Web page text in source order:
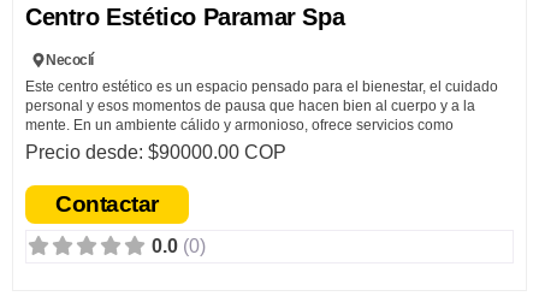
Centro Estético Paramar Spa
Necoclí
Este centro estético es un espacio pensado para el bienestar, el cuidado
personal y esos momentos de pausa que hacen bien al cuerpo y a la
mente. En un ambiente cálido y armonioso, ofrece servicios como
limpiezas faciales, masajes relajantes, terapias corporales, depilación con
cera y tratamientos estéticos diseñados para resaltar la belleza natural y
promover el autocuidado.
Más que un lugar de belleza, es un espacio donde cada persona puede
consentirse, relajarse y vivir una experiencia pensada para sentirse bien
Precio desde: $90000.00 COP
Contactar
0.0 (0)